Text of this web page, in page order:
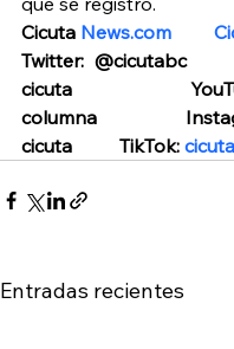
Cicuta News.com
Twitter: @cicutabc
cicuta
columna
cicuta          TikTok:
Entradas recientes